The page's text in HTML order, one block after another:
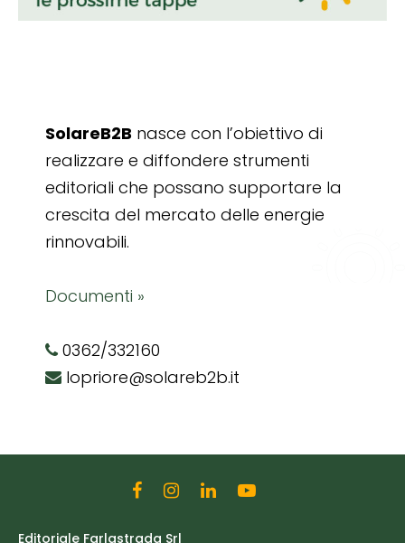
SolareB2B nasce con l’obiettivo di
realizzare e diffondere strumenti
editoriali che possano supportare la
crescita del mercato delle energie
rinnovabili.
Documenti »
0362/332160
lopriore@solareb2b.it
Editoriale Farlastrada Srl